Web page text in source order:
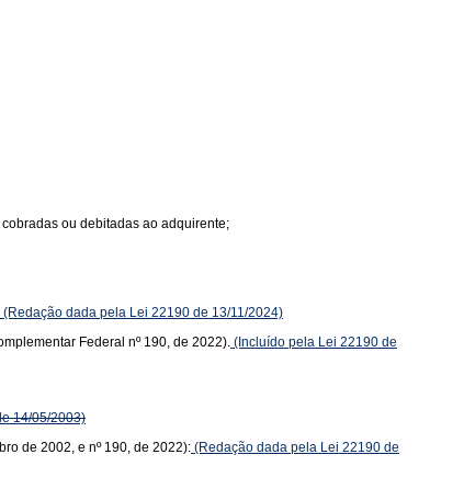
ou debitadas ao adquirente;
(Redação dada pela Lei 22190 de 13/11/2024)
Federal nº 190, de 2022). (Incluído pela Lei 22190 de
14/05/2003)
de 2002, e nº 190, de 2022): (Redação dada pela Lei 22190 de